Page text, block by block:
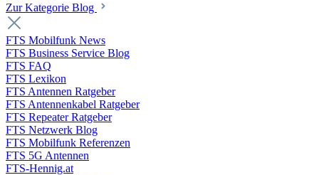
Zur Kategorie Blog
FTS Mobilfunk News
FTS Business Service Blog
FTS FAQ
FTS Lexikon
FTS Antennen Ratgeber
FTS Antennenkabel Ratgeber
FTS Repeater Ratgeber
FTS Netzwerk Blog
FTS Mobilfunk Referenzen
FTS 5G Antennen
FTS-Hennig.at